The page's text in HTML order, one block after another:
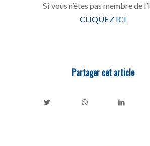
Si vous n’êtes pas membre de
CLIQUEZ ICI
Partager cet article